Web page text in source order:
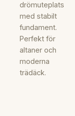
drömuteplats
med stabilt
fundament.
Perfekt för
altaner och
moderna
trädäck.